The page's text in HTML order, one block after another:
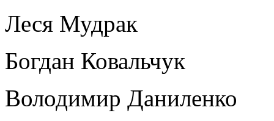
Леся Мудрак
Богдан Ковальчук
Володимир Даниленко